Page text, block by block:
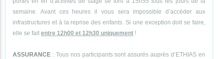
semaine. Avant ces heures il vous sera impossible d’accéder aux
infrastructures et à la reprise des enfants. Si une exception doit se faire,
elle se fait entre 12h00 et 12h30 uniquement !
ASSURANCE : Tous nos participants sont assurés auprès d’ETHIAS en